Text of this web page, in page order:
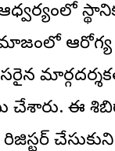
చేశారు. ఈ